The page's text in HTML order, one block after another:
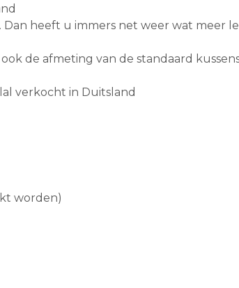
heeft u immers net weer wat meer
de afmeting van de standaard
verkocht in Duitsland
worden)